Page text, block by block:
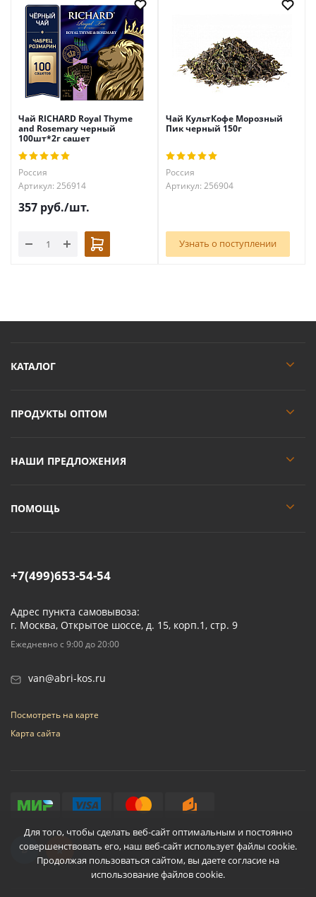
Для того, чтобы сделать веб-сайт оптимальным и постоянно
совершенствовать его, наш веб-сайт использует файлы cookie.
Продолжая пользоваться сайтом, вы даете согласие на
использование файлов cookie.
Чай RICHARD Royal Thyme
and Rosemary черный
100шт*2г сашет
Россия
Артикул: 256914
357 руб./шт.
Чай КультКофе Морозный
Пик черный 150г
Россия
Артикул: 256904
Узнать о поступлении
КАТАЛОГ
ПРОДУКТЫ ОПТОМ
НАШИ ПРЕДЛОЖЕНИЯ
ПОМОЩЬ
+7(499)653-54-54
Адрес пункта самовывоза:
г. Москва, Открытое шоссе, д. 15, корп.1, стр. 9
Ежедневно с 9:00 до 20:00
van@abri-kos.ru
Посмотреть на карте
Карта сайта